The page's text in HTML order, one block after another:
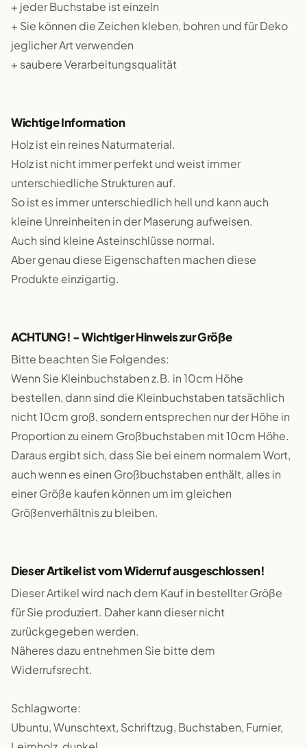
+ jeder Buchstabe ist einzeln
+ Sie können die Zeichen kleben, bohren und für Deko
jeglicher Art verwenden
+ saubere Verarbeitungsqualität
Wichtige Information
Holz ist ein reines Naturmaterial.
Holz ist nicht immer perfekt und weist immer
unterschiedliche Strukturen auf.
So ist es immer unterschiedlich hell und kann auch
kleine Unreinheiten in der Maserung aufweisen.
Auch sind kleine Asteinschlüsse normal.
Aber genau diese Eigenschaften machen diese
Produkte einzigartig.
ACHTUNG! - Wichtiger Hinweis zur Größe
Bitte beachten Sie Folgendes:
Wenn Sie Kleinbuchstaben z.B. in 10cm Höhe
bestellen, dann sind die Kleinbuchstaben tatsächlich
nicht 10cm groß, sondern entsprechen nur der Höhe in
Proportion zu einem Großbuchstaben mit 10cm Höhe.
Daraus ergibt sich, dass Sie bei einem normalem Wort,
auch wenn es einen Großbuchstaben enthält, alles in
einer Größe kaufen können um im gleichen
Größenverhältnis zu bleiben.
Dieser Artikel ist vom Widerruf ausgeschlossen!
Dieser Artikel wird nach dem Kauf in bestellter Größe
für Sie produziert. Daher kann dieser nicht
zurückgegeben werden.
Näheres dazu entnehmen Sie bitte dem
Widerrufsrecht.
Schlagworte:
Ubuntu, Wunschtext, Schriftzug, Buchstaben, Furnier,